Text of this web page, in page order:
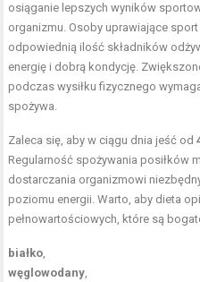
osiąganie lepszych wyników
organizmu. Osoby uprawiające
odpowiednią ilość składników
energię i dobrą kondycję.
podczas wysiłku fizycznego
spożywa.
Zaleca się, aby w ciągu dnia jeść od
Regularność spożywania posiłków
dostarczania organizmowi
poziomu energii. Warto, aby dieta
pełnowartościowych, które są
białko,
węglowodany,